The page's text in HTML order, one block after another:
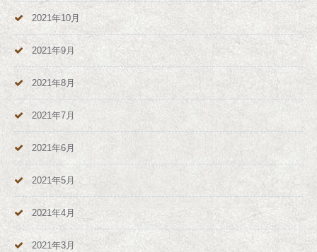
2021年10月
2021年9月
2021年8月
2021年7月
2021年6月
2021年5月
2021年4月
2021年3月